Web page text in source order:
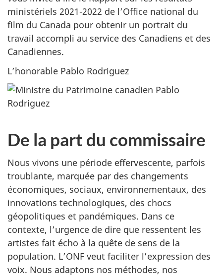
ministériels 2021-2022 de l’Office national du
film du Canada pour obtenir un portrait du
travail accompli au service des Canadiens et des
Canadiennes.
L’honorable Pablo Rodriguez
De la part du commissaire
Nous vivons une période effervescente, parfois
troublante, marquée par des changements
économiques, sociaux, environnementaux, des
innovations technologiques, des chocs
géopolitiques et pandémiques. Dans ce
contexte, l’urgence de dire que ressentent les
artistes fait écho à la quête de sens de la
population. L’ONF veut faciliter l’expression des
voix. Nous adaptons nos méthodes, nos